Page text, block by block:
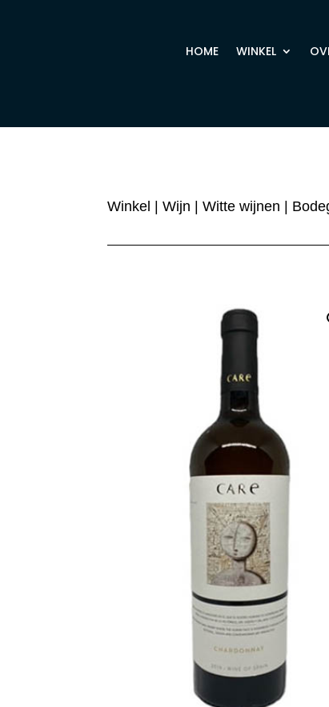
HOME WINKEL
Winkel |Wijn |Witte wijnen |